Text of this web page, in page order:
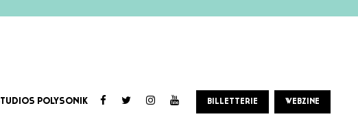
POLYSONIK BILLETTERIE WEBZINE